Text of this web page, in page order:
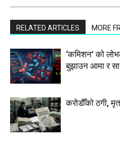
RELATED ARTICLES MORE
‘कमिशन’ को
बुझाउन आमा र
करोडौँको ठगी,